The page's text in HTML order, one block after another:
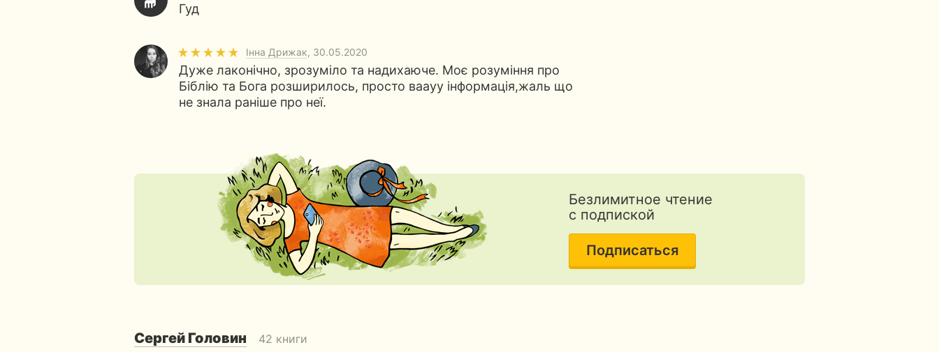
Гуд
Інна Дрижак, 30.05.2020
Дуже лаконічно, зрозуміло та надихаюче. Моє розуміння про
Біблію та Бога розширилось, просто ваауу інформація,жаль що
не знала раніше про неї.
Безлимитное чтение
с подпиской
Подписаться
Сергей Головин 42 книги